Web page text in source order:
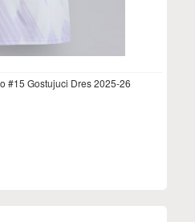
#15 Gostujuci Dres 2025-26